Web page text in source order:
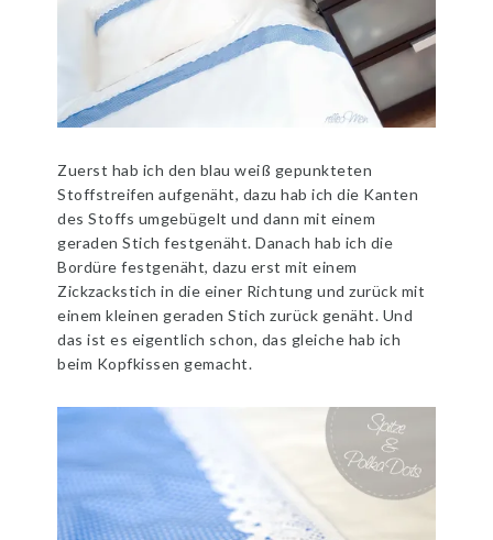
Zuerst hab ich den blau weiß gepunkteten
Stoffstreifen aufgenäht, dazu hab ich die Kanten
des Stoffs umgebügelt und dann mit einem
geraden Stich festgenäht. Danach hab ich die
Bordüre festgenäht, dazu erst mit einem
Zickzackstich in die einer Richtung und zurück mit
einem kleinen geraden Stich zurück genäht. Und
das ist es eigentlich schon, das gleiche hab ich
beim Kopfkissen gemacht.